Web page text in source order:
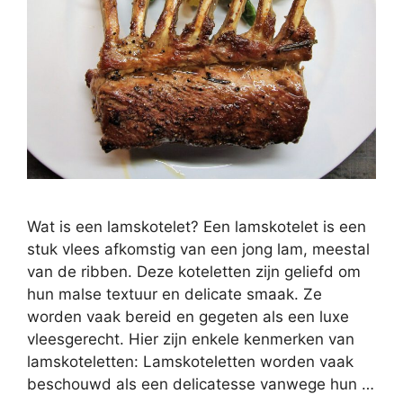
Wat is een lamskotelet? Een lamskotelet is een
stuk vlees afkomstig van een jong lam, meestal
van de ribben. Deze koteletten zijn geliefd om
hun malse textuur en delicate smaak. Ze
worden vaak bereid en gegeten als een luxe
vleesgerecht. Hier zijn enkele kenmerken van
lamskoteletten: Lamskoteletten worden vaak
beschouwd als een delicatesse vanwege hun …